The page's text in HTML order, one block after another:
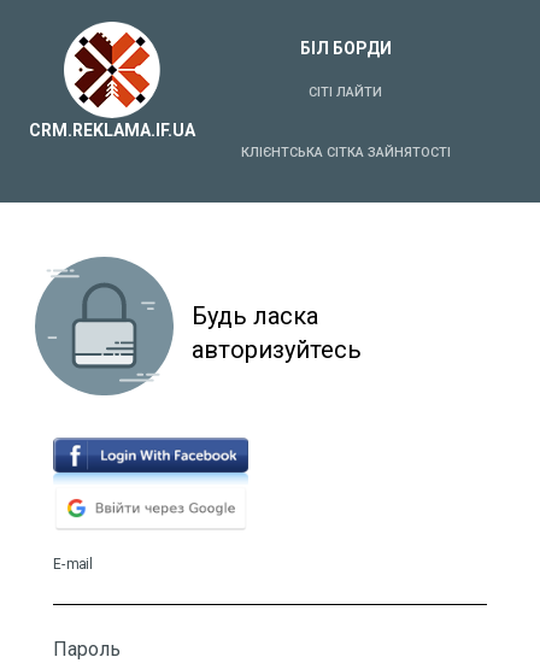
CRM.REKLAMA.IF.UA
БІЛ БОРДИ
СІТІ ЛАЙТИ
КЛІЄНТСЬКА СІТКА ЗАЙНЯТОСТІ
Будь ласка
авторизуйтесь
E-mail
Пароль